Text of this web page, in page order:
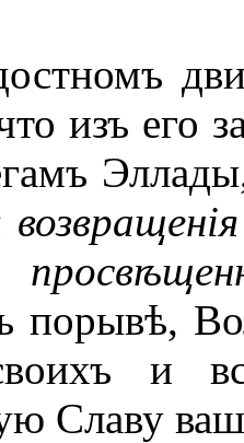
изъ его
ѣ
порывѣ,
и
Славу